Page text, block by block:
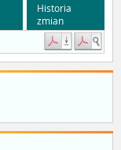
Historia
zmian